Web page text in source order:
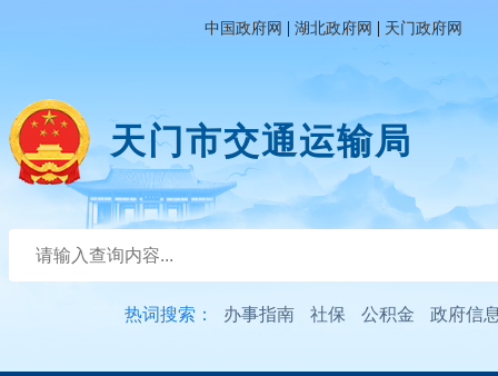
中国政府网 | 湖北政府网 | 天门政府网
天门市交通运输局
热词搜索： 办事指南 社保 公积金 政府信